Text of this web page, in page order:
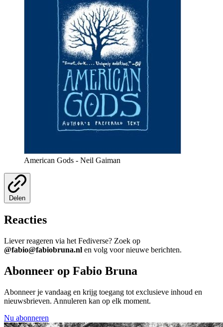
American Gods - Neil Gaiman
Delen
Reacties
Liever reageren via het Fediverse? Zoek op
@fabio@fabiobruna.nl en volg voor nieuwe berichten.
Abonneer op Fabio Bruna
Abonneer je vandaag en krijg toegang tot exclusieve inhoud en
nieuwsbrieven. Annuleren kan op elk moment.
Nu abonneren